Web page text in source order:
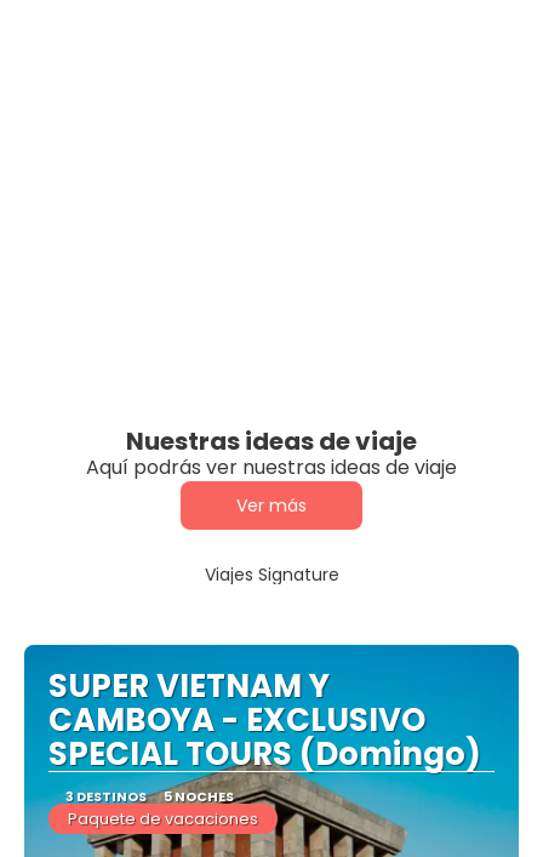
Nuestras ideas de viaje
Aquí podrás ver nuestras ideas de viaje
Ver más
Viajes Signature
SUPER VIETNAM Y
CAMBOYA - EXCLUSIVO
SPECIAL TOURS (Domingo)
3 DESTINOS 5 NOCHES
Paquete de vacaciones